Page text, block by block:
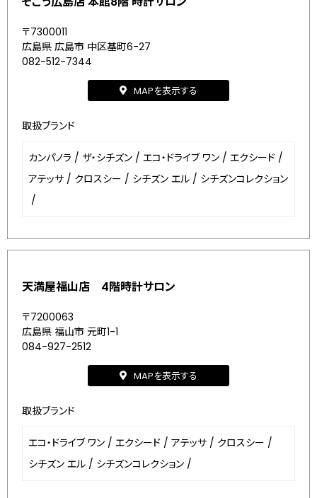
〒7300011
広島県 広島市 中区基町6-27
082-512-7344
MAPを表示する
取扱ブランド
カンパノラ / ザ・シチズン / エコ・ドライブ ワン / エクシード /
アテッサ / クロスシー / シチズン エル / シチズンコレクション
/
天満屋福山店 4階時計サロン
〒7200063
広島県 福山市 元町1-1
084-927-2512
MAPを表示する
取扱ブランド
エコ・ドライブ ワン / エクシード / アテッサ / クロスシー /
シチズン エル / シチズンコレクション /